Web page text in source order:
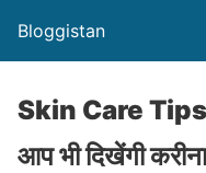
Bloggistan
Skin Care Tips:
आप भी दिखेंगी